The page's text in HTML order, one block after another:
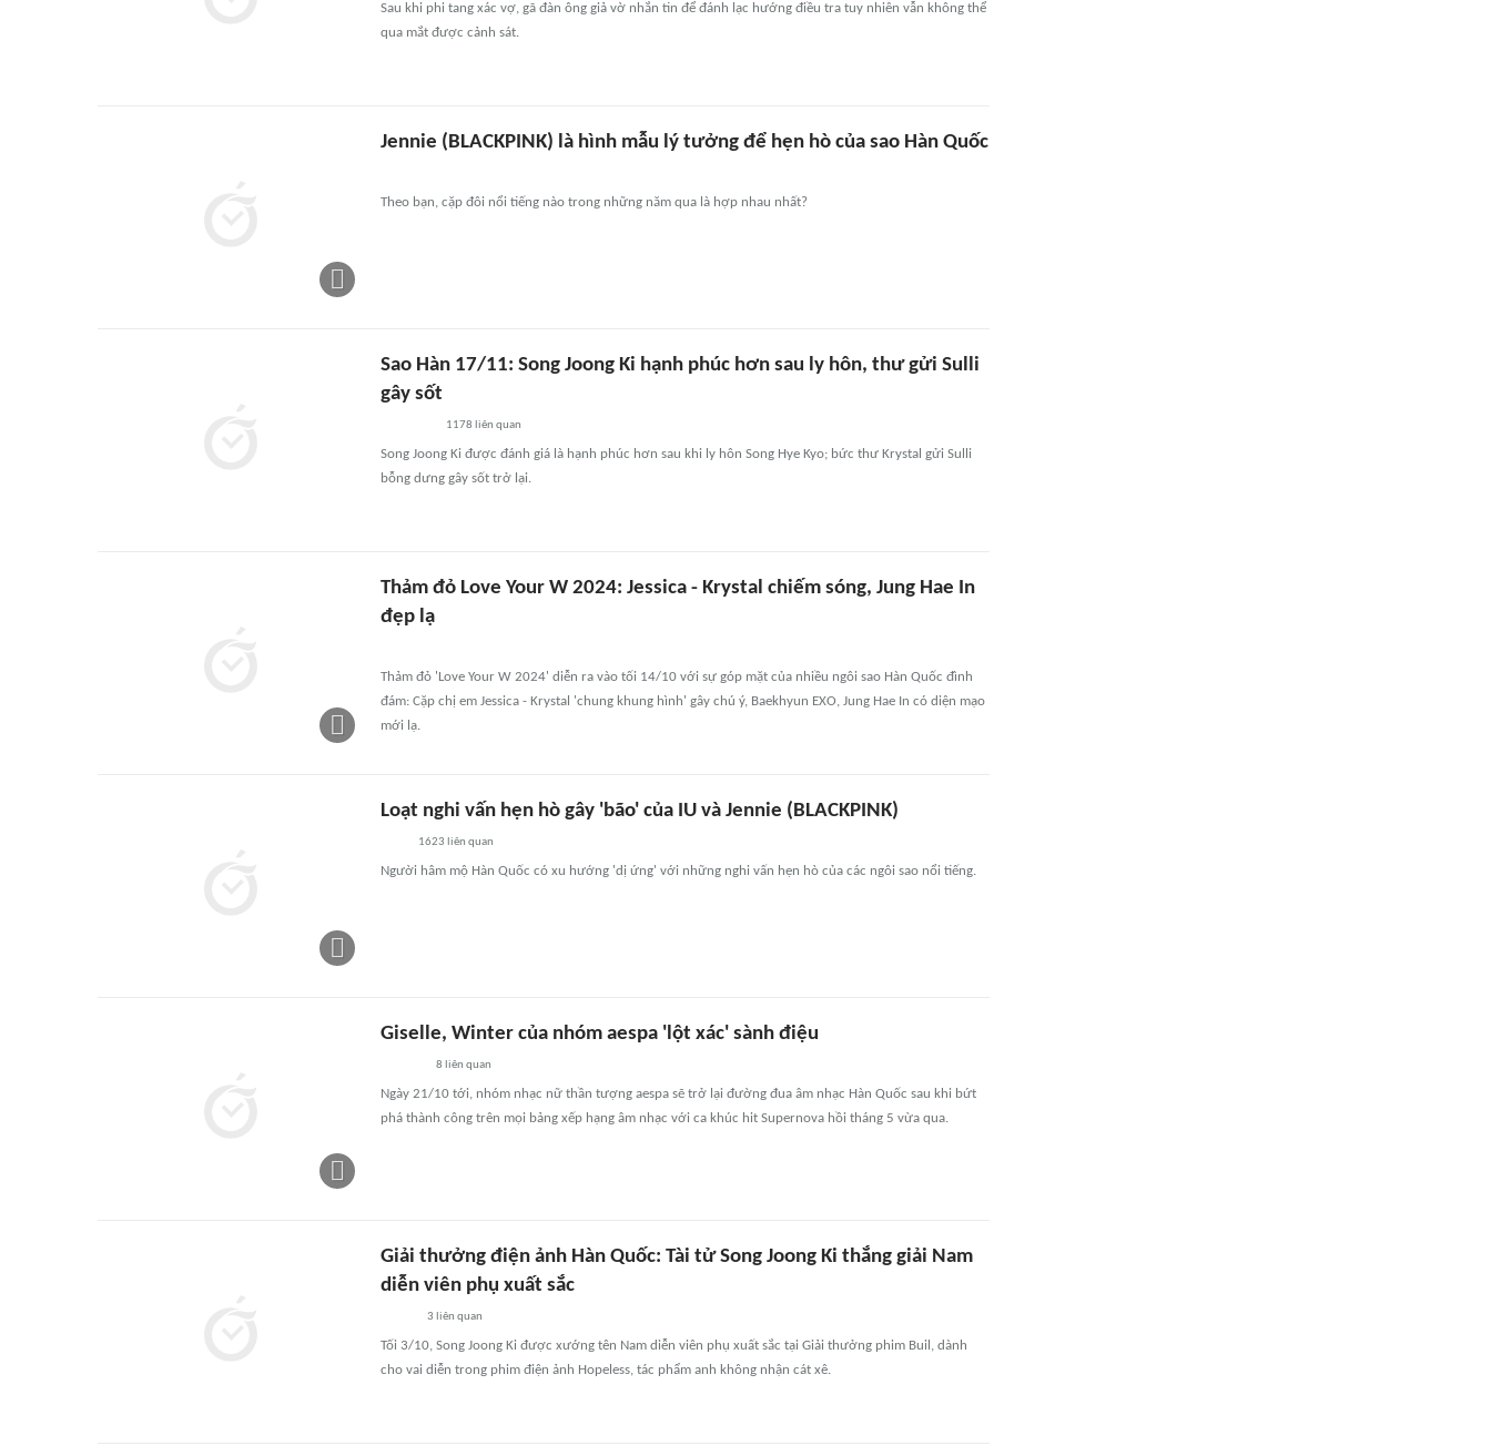
Sau khi phi tang xác vợ, gã đàn ông giả vờ nhắn tin để đánh lạc hướng điều tra tuy nhiên vẫn không thể
qua mắt được cảnh sát.
Jennie (BLACKPINK) là hình mẫu lý tưởng để hẹn hò của sao Hàn Quốc
Theo bạn, cặp đôi nổi tiếng nào trong những năm qua là hợp nhau nhất?
Sao Hàn 17/11: Song Joong Ki hạnh phúc hơn sau ly hôn, thư gửi Sulli
gây sốt
1178 liên quan
Song Joong Ki được đánh giá là hạnh phúc hơn sau khi ly hôn Song Hye Kyo; bức thư Krystal gửi Sulli
bỗng dưng gây sốt trở lại.
Thảm đỏ Love Your W 2024: Jessica - Krystal chiếm sóng, Jung Hae In
đẹp lạ
Thảm đỏ 'Love Your W 2024' diễn ra vào tối 14/10 với sự góp mặt của nhiều ngôi sao Hàn Quốc đình
đám: Cặp chị em Jessica - Krystal 'chung khung hình' gây chú ý, Baekhyun EXO, Jung Hae In có diện mạo
mới lạ.
Loạt nghi vấn hẹn hò gây 'bão' của IU và Jennie (BLACKPINK)
1623 liên quan
Người hâm mộ Hàn Quốc có xu hướng 'dị ứng' với những nghi vấn hẹn hò của các ngôi sao nổi tiếng.
Giselle, Winter của nhóm aespa 'lột xác' sành điệu
8 liên quan
Ngày 21/10 tới, nhóm nhạc nữ thần tượng aespa sẽ trở lại đường đua âm nhạc Hàn Quốc sau khi bứt
phá thành công trên mọi bảng xếp hạng âm nhạc với ca khúc hit Supernova hồi tháng 5 vừa qua.
Giải thưởng điện ảnh Hàn Quốc: Tài tử Song Joong Ki thắng giải Nam
diễn viên phụ xuất sắc
3 liên quan
Tối 3/10, Song Joong Ki được xướng tên Nam diễn viên phụ xuất sắc tại Giải thưởng phim Buil, dành
cho vai diễn trong phim điện ảnh Hopeless, tác phẩm anh không nhận cát xê.